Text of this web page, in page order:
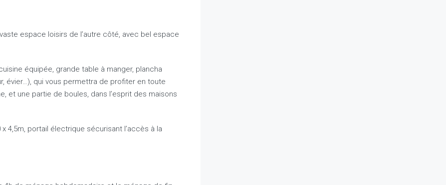
espace loisirs de l’autre côté, avec bel espace
équipée, grande table à manger, plancha
évier…), qui vous permettra de profiter en toute
et une partie de boules, dans l’esprit des maisons
4,5m, portail électrique sécurisant l’accès à la